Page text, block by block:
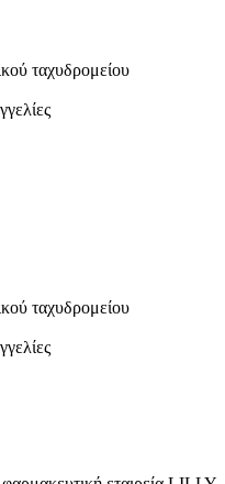
ταχυδρομείου
ταχυδρομείου